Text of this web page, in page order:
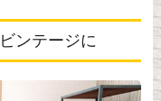
ンテージに